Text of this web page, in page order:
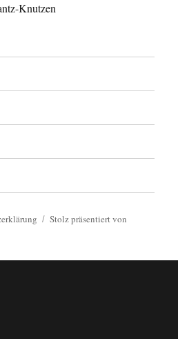
Knutzen
Stolz präsentiert von